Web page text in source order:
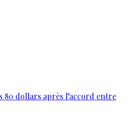
80 dollars après l’accord entre